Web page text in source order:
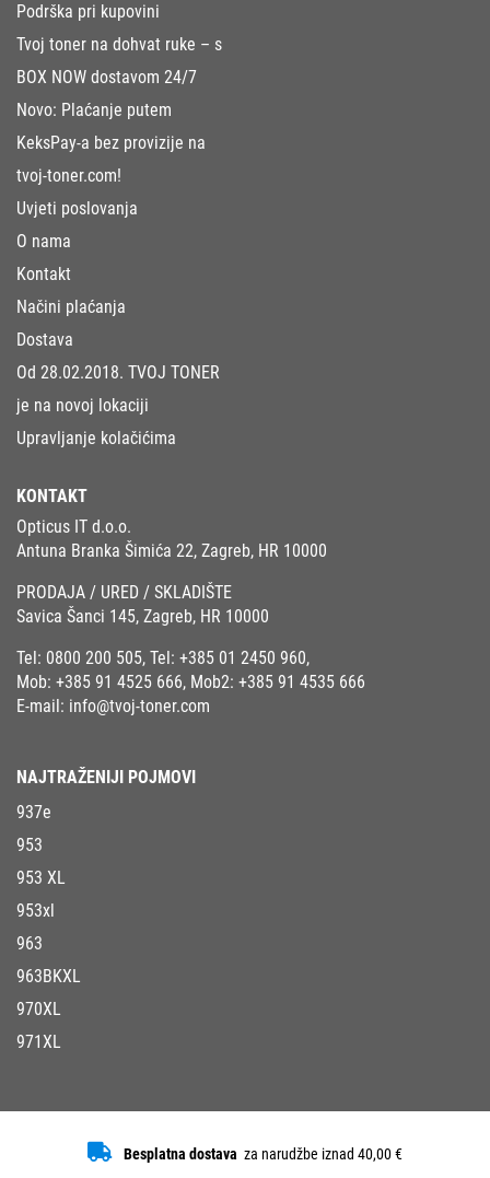
Podrška pri kupovini
Tvoj toner na dohvat ruke – s
BOX NOW dostavom 24/7
Novo: Plaćanje putem
KeksPay-a bez provizije na
tvoj-toner.com!
Uvjeti poslovanja
O nama
Kontakt
Načini plaćanja
Dostava
Od 28.02.2018. TVOJ TONER
je na novoj lokaciji
Upravljanje kolačićima
KONTAKT
Opticus IT d.o.o.
Antuna Branka Šimića 22, Zagreb, HR 10000
PRODAJA / URED / SKLADIŠTE
Savica Šanci 145, Zagreb, HR 10000
Tel: 0800 200 505, Tel: +385 01 2450 960,
Mob: +385 91 4525 666, Mob2: +385 91 4535 666
E-mail: info@tvoj-toner.com
NAJTRAŽENIJI POJMOVI
937e
953
953 XL
953xl
963
963BKXL
970XL
971XL
Besplatna dostava za narudžbe iznad 40,00 €